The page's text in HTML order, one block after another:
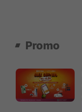
Promo